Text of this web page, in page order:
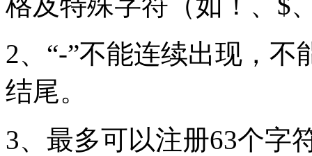
2、“-”不能连续出现，
结尾。
3、最多可以注册63个字